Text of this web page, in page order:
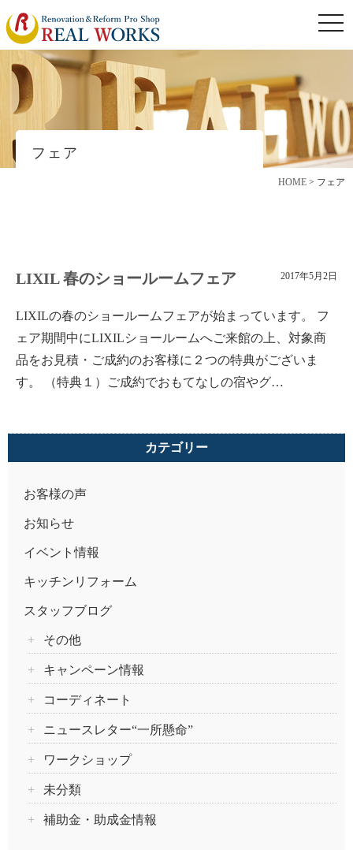
フェア
HOME > フェア
LIXIL 春のショールームフェア 2017年5月2日
LIXILの春のショールームフェアが始まっています。 フ
ェア期間中にLIXILショールームへご来館の上、対象商
品をお見積・ご成約のお客様に２つの特典がございま
す。 （特典１）ご成約でおもてなしの宿やグ…
カテゴリー
お客様の声
お知らせ
イベント情報
キッチンリフォーム
スタッフブログ
その他
キャンペーン情報
コーディネート
ニュースレター“一所懸命”
ワークショップ
未分類
補助金・助成金情報